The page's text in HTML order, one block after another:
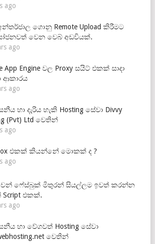
ago
ගොනු Remote Upload කිරීමට
වෙන වෙබ් අඩවියක්.
ago
App Engine වල Proxy සයිට් එකක් සාදා
ආකාරය
ago
හා දැරිය හැකි Hosting සේවා Divvy
(Pvt) Ltd වෙතින්
ago
එකක් කියන්නේ මොකක් ද ?
ago
ෆේස්බුක් මිතුරන් සියල්ලම ඉවත් කරන්න
එකක්.
ago
හා වේගවත් Hosting සේවා
වෙතින්